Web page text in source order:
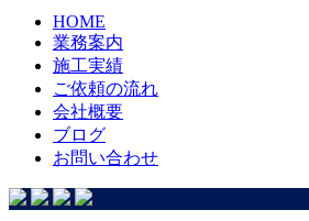
HOME
業務案内
施工実績
ご依頼の流れ
会社概要
ブログ
お問い合わせ